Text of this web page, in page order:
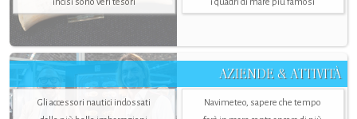
AZIENDE & ATTIVITÀ
Gli accessori nautici indossati
Navimeteo, sapere che tempo